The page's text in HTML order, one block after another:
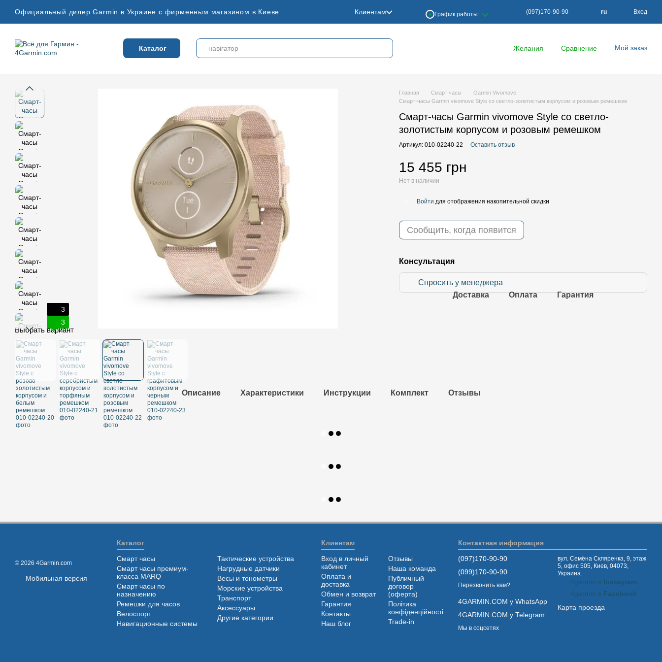
Официальный дилер Garmin в Украине с фирменным магазином в Киеве Клиентам График работы: (097)170-90-90 ru Вход
Каталог Желания Сравнение Мой заказ
3
3
Выбрать вариант
Главная Смарт часы
Garmin Vivomove
Смарт-часы Garmin vivomove Style со светло-золотистым корпусом и розовым ремешком
Смарт-часы Garmin vivomove Style со светло-
золотистым корпусом и розовым ремешком
Артикул: 010-02240-22 Оставить отзыв
15 455 грн
Нет в наличии
Войти для отображения накопительной скидки
Сообщить, когда появится
Консультация
Спросить у менеджера
Доставка
Оплата Гарантия
Описание Характеристики Инструкции Комплект Отзывы
© 2026 4Garmin.com
Мобильная версия
Каталог
Смарт часы
Смарт часы премиум-
класса MARQ
Смарт часы по
назначению
Ремешки для часов
Велоспорт
Навигационные системы
Тактические устройства
Нагрудные датчики
Весы и тонометры
Морские устройства
Транспорт
Аксессуары
Другие категории
Клиентам
Вход в личный
кабинет
Оплата и
доставка
Обмен и возврат
Гарантия
Контакты
Наш блог
Отзывы
Наша команда
Публичный
договор
(оферта)
Політика
конфіденційності
Trade-in
Контактная информация
(097)170-90-90
(099)170-90-90
Перезвонить вам?
4GARMIN.COM у WhatsApp
4GARMIN.COM у Telegram
вул. Семёна Скляренка, 9, этаж
5, офис 505, Киев, 04073,
Украина.
4garmin в Instagram
4garmin в Facebook
Карта проезда
Мы в соцсетях